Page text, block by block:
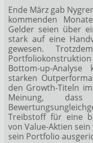
Ende März gab
kommenden
Gelder seien über
stark auf eine
gewesen.
Bottom-up-
starken
den Growth-Titeln
Meinung,
Treibstoff für eine
von Value-Aktien
sein Portfolio